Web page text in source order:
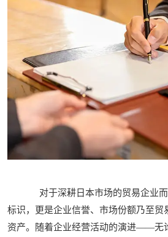
对于深耕日本市场的贸易企业而
标识，更是企业信誉、市场份额乃至贸
资产。随着企业经营活动的演进——无